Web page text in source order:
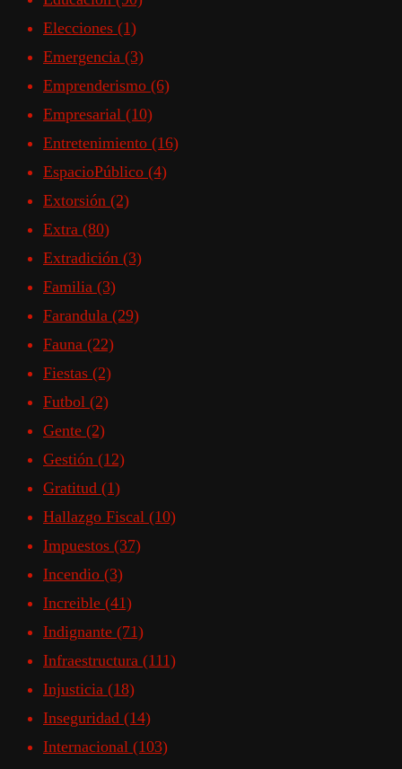
Elecciones (1)
Emergencia (3)
Emprenderismo (6)
Empresarial (10)
Entretenimiento (16)
EspacioPúblico (4)
Extorsión (2)
Extra (80)
Extradición (3)
Familia (3)
Farandula (29)
Fauna (22)
Fiestas (2)
Futbol (2)
Gente (2)
Gestión (12)
Gratitud (1)
Hallazgo Fiscal (10)
Impuestos (37)
Incendio (3)
Increible (41)
Indignante (71)
Infraestructura (111)
Injusticia (18)
Inseguridad (14)
Internacional (103)